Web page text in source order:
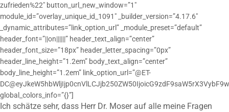
zufrieden%22″ button_url_new_window=”1″
module_id=”overlay_unique_id_1091″ _builder_version=”4.17.6″
_dynamic_attributes=”link_option_url” _module_preset=”default”
header_font=”||on||||||” header_text_align=”center”
header_font_size=”18px” header_letter_spacing=”0px”
header_line_height=”1.2em” body_text_align=”center”
body_line_height=”1.2em” link_option_url=”@ET-
global_colors_info=”{}”]
Ich schätze sehr, dass Herr Dr. Moser auf alle meine Fragen